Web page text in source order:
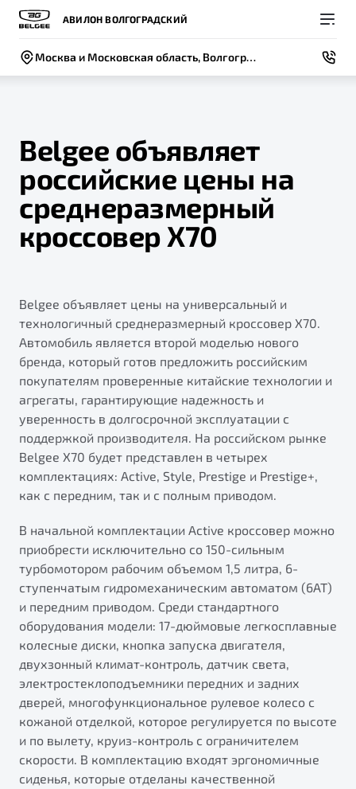
АВИЛОН ВОЛГОГРАДСКИЙ
Москва и Московская область, Волгоградский проспект, дом 41, стр. 2
Модели
Новый
X50+
Яркий кроссовер
от 2 219 990 ₽*
Обзор В наличии
S50
Элегантный и практичный седан
от 1 699 990 ₽*
Обзор В наличии
Покупателям
ВЫБОР И ПОКУПКА
Автомобили в наличии
Записаться на тест-драйв
ФИНАНСЫ И УСЛУГИ
Автокредит
Трейд-ин
Страхование
Расчет КАСКО
Узнайте о специальных выгодах при покупке
автомобиля Belgee
Подробно
Владельцам
СЕРВИС
Записаться на сервис
Техническое обслуживание
Калькулятор ТО
Гарантия Belgee
Belgee Линк
Belgee Клуб
Клиентская поддержка
Помощь на дорогах
О компании
СОБЫТИЯ
Новости
BELGEE В РОССИИ
О бренде
О дилерском центре
Правовая информация
Belgee объявляет
российские цены на
среднеразмерный
кроссовер X70
Belgee объявляет цены на универсальный и
технологичный среднеразмерный кроссовер X70.
Автомобиль является второй моделью нового
бренда, который готов предложить российским
покупателям проверенные китайские технологии и
агрегаты, гарантирующие надежность и
уверенность в долгосрочной эксплуатации с
поддержкой производителя. На российском рынке
Belgee X70 будет представлен в четырех
комплектациях: Active, Style, Prestige и Prestige+,
как с передним, так и с полным приводом.
В начальной комплектации Active кроссовер можно
приобрести исключительно со 150-сильным
турбомотором рабочим объемом 1,5 литра, 6-
ступенчатым гидромеханическим автоматом (6АТ)
и передним приводом. Среди стандартного
оборудования модели: 17-дюймовые легкосплавные
колесные диски, кнопка запуска двигателя,
двухзонный климат-контроль, датчик света,
электростеклоподъемники передних и задних
дверей, многофункциональное рулевое колесо с
кожаной отделкой, которое регулируется по высоте
и по вылету, круиз-контроль с ограничителем
скорости. В комплектацию входят эргономичные
сиденья, которые отделаны качественной